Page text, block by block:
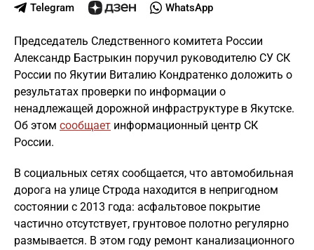
Telegram WhatsApp
Председатель Следственного комитета России
Александр Бастрыкин поручил руководителю СУ СК
России по Якутии Виталию Кондратенко доложить о
результатах проверки по информации о
ненадлежащей дорожной инфраструктуре в Якутске.
Об этом сообщает информационный центр СК
России.
В социальных сетях сообщается, что автомобильная
дорога на улице Строда находится в непригодном
состоянии с 2013 года: асфальтовое покрытие
частично отсутствует, грунтовое полотно регулярно
размывается. В этом году ремонт канализационного